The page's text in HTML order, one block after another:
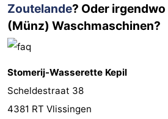
Zoutelande? Oder
(Münz) Waschmaschinen?
Stomerij-Wasserette Kepil
Scheldestraat 38
4381 RT Vlissingen